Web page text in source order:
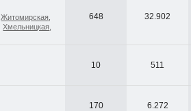
,Житомирская
,Хмельницкая
648 32.902
10 511
170 6.272